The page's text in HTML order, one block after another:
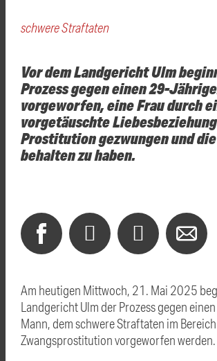
schwere Straftaten
Vor dem Landgericht Ulm
Prozess gegen einen 29-
vorgeworfen, eine Frau durch
vorgetäuschte
Prostitution gezwungen und
behalten zu haben.
Am heutigen Mittwoch, 21. Mai 2025
Landgericht Ulm der Prozess gegen
Mann, dem schwere Straftaten im
Zwangsprostitution vorgeworfen werden.